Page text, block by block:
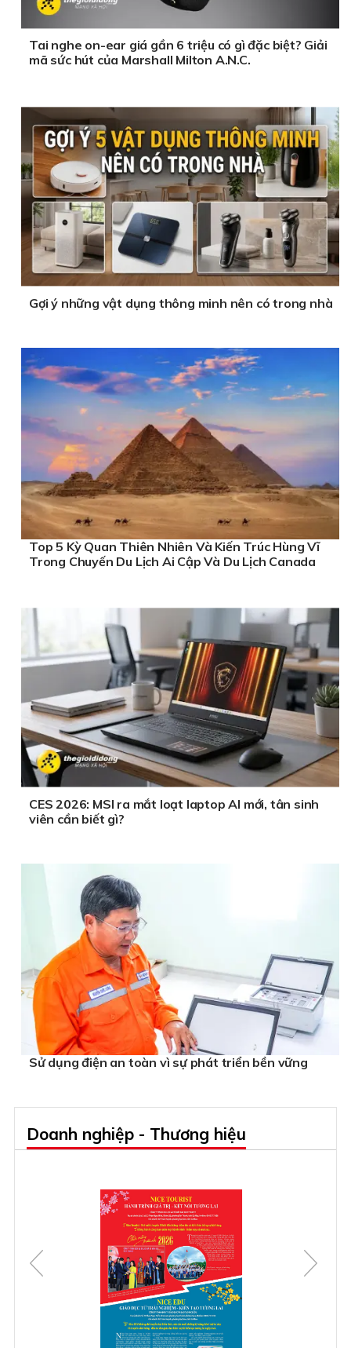
Tai nghe on-ear giá gần 6 triệu có gì đặc biệt? Giải
mã sức hút của Marshall Milton A.N.C.
Gợi ý những vật dụng thông minh nên có trong nhà
Top 5 Kỳ Quan Thiên Nhiên Và Kiến Trúc Hùng Vĩ
Trong Chuyến Du Lịch Ai Cập Và Du Lịch Canada
CES 2026: MSI ra mắt loạt laptop AI mới, tân sinh
viên cần biết gì?
Sử dụng điện an toàn vì sự phát triển bền vững
Doanh nghiệp - Thương hiệu